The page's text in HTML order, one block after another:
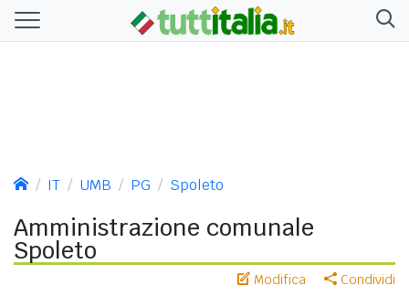
IT UMB PG Spoleto
Amministrazione comunale
Spoleto
Modifica Condividi